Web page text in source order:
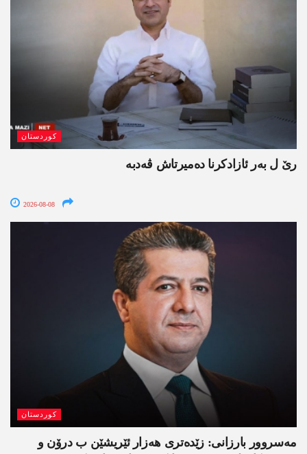
کوردستان
رێ ل بەر ئازادکرنا دەمیرتاش ڤەدبە
2026-08-08
کوردستان
مەسروور بارزانی: زێدەتری ھەزار ئێریشێن ب درۆن و